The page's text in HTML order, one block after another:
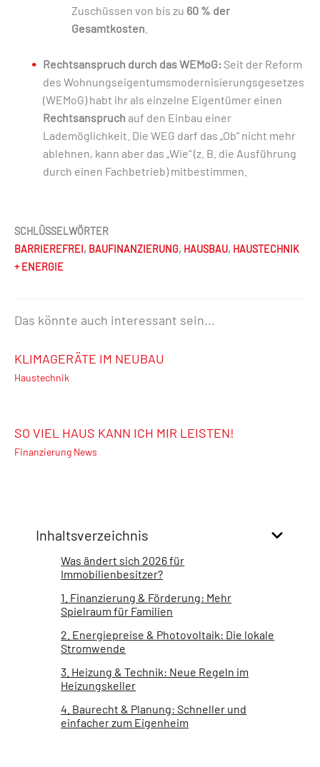
Zuschüssen von bis zu 60 % der
Gesamtkosten
Rechtsanspruch durch das WEMoG: Seit der Reform
des Wohnungseigentumsmodernisierungsgesetzes
(WEMoG) habt ihr als einzelne Eigentümer einen
Rechtsanspruch auf den Einbau einer
Lademöglichkeit. Die WEG darf das „Ob“ nicht mehr
ablehnen, kann aber das „Wie“ (z. B. die Ausführung
durch einen Fachbetrieb) mitbestimmen.
SCHLÜSSELWÖRTER
BARRIEREFREI, BAUFINANZIERUNG, HAUSBAU, HAUSTECHNIK
+ ENERGIE
Das könnte auch interessant sein...
KLIMAGERÄTE IM NEUBAU
Haustechnik
SO VIEL HAUS KANN ICH MIR LEISTEN!
Finanzierung News
Inhaltsverzeichnis
Was ändert sich 2026 für
Immobilienbesitzer?
1. Finanzierung & Förderung: Mehr
Spielraum für Familien
2. Energiepreise & Photovoltaik: Die lokale
Stromwende
3. Heizung & Technik: Neue Regeln im
Heizungskeller
4. Baurecht & Planung: Schneller und
einfacher zum Eigenheim